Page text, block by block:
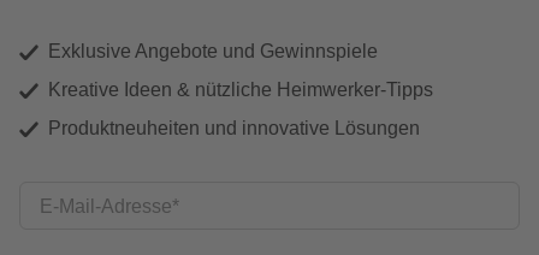
Exklusive Angebote und Gewinnspiele
Kreative Ideen & nützliche Heimwerker-Tipps
Produktneuheiten und innovative Lösungen
E-Mail-Adresse